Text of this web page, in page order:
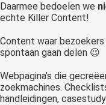
Daarmee bedoelen we
echte Killer Content!
Content waar
spontaan gaan delen 😉
Webpagina’s die
zoekmachines.
handleidingen,